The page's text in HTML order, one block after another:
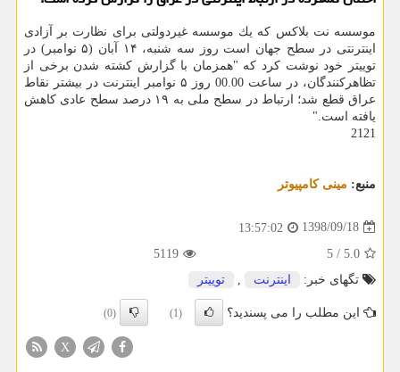
موسسه نت بلاكس كه یك موسسه غیردولتی برای نظارت بر آزادی
اینترنتی در سطح جهان است روز سه شنبه، ۱۴ آبان (۵ نوامبر) در
توییتر خود نوشت كرد كه "همزمان با گزارش كشته شدن برخی از
تظاهركنندگان، در ساعت 00.00 روز ۵ نوامبر اینترنت در بیشتر نقاط
عراق قطع شد؛ ارتباط در سطح ملی به ۱۹ درصد سطح عادی كاهش
یافته است."
2121
منبع: مینی كامپیوتر
1398/09/18
13:57:02
5.0
/
5
5119
تگهای خبر:
اینترنت , توییتر
این مطلب را می پسندید؟ (1)
(0)
X